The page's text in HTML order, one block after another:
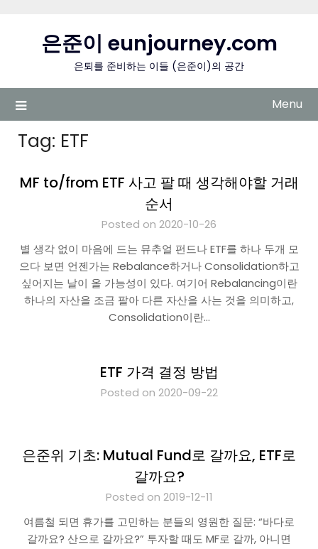
content은준이 eunjourney.com
은퇴를 준비하는 이들 (은준이)의 공간
Menu
Tag: ETF
MF to/from ETF 사고 팔 때 생각해야할 거래
순서
Posted on 2020-10-26
별 생각 없이 마음에 드는 뮤추얼 펀드나 ETF를 하나 두개 모
으다 보면 언젠가는 Rebalance하거나 Consolidation하고
싶어지는 날이 올 가능성이 있다. 여기어 Rebalancing이란
하나의 자산을 조금 팔아 다른 자산을 사는 것을 의미하고,
Consolidation이란…
ETF 가격 결정 방법
Posted on 2020-09-22
은준위 기초: Mutual Fund로 갈까요, ETF로
갈까요?
Posted on 2019-12-11
여름철 되면 휴가를 고민하는 분들의 영원한 질문: “바다로
갈까요? 산으로 갈까요?” 투자할 때도 MF로 갈까, 아니면